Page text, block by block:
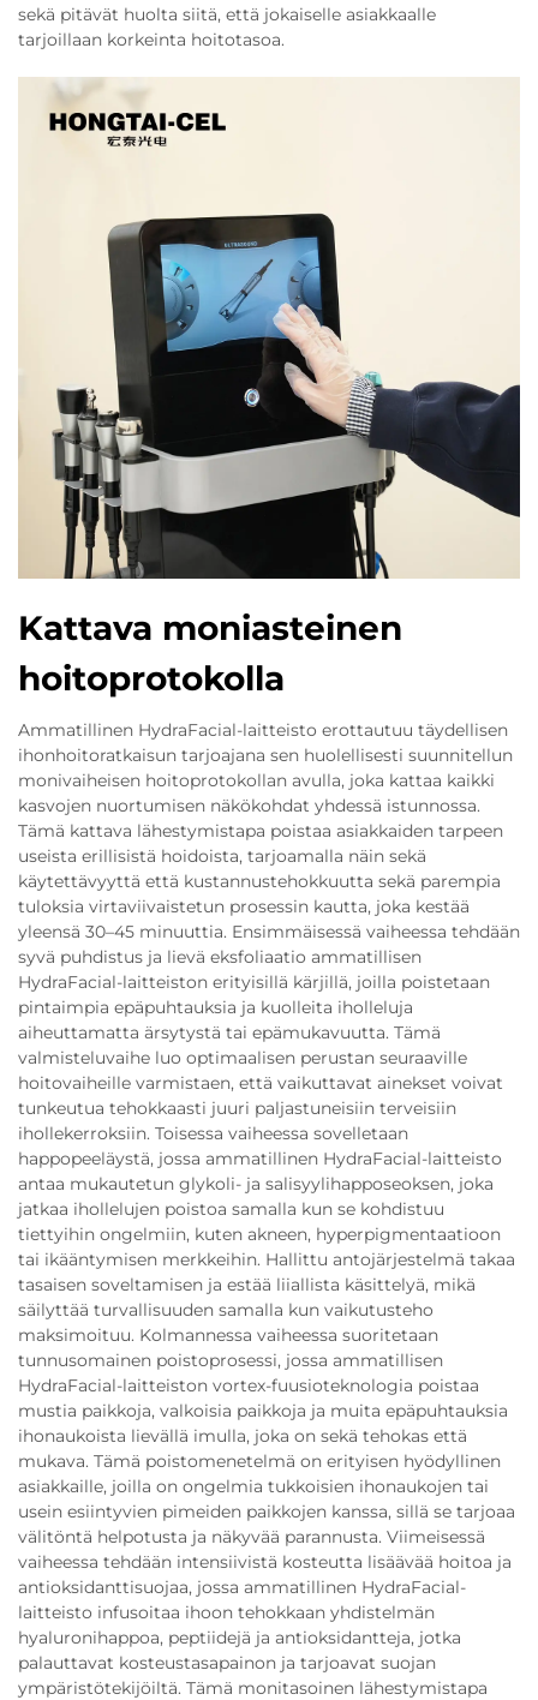
sekä pitävät huolta siitä, että jokaiselle asiakkaalle
tarjoillaan korkeinta hoitotasoa.
Kattava moniasteinen
hoitoprotokolla
Ammatillinen HydraFacial-laitteisto erottautuu täydellisen
ihonhoitoratkaisun tarjoajana sen huolellisesti suunnitellun
monivaiheisen hoitoprotokollan avulla, joka kattaa kaikki
kasvojen nuortumisen näkökohdat yhdessä istunnossa.
Tämä kattava lähestymistapa poistaa asiakkaiden tarpeen
useista erillisistä hoidoista, tarjoamalla näin sekä
käytettävyyttä että kustannustehokkuutta sekä parempia
tuloksia virtaviivaistetun prosessin kautta, joka kestää
yleensä 30–45 minuuttia. Ensimmäisessä vaiheessa tehdään
syvä puhdistus ja lievä eksfoliaatio ammatillisen
HydraFacial-laitteiston erityisillä kärjillä, joilla poistetaan
pintaimpia epäpuhtauksia ja kuolleita iholleluja
aiheuttamatta ärsytystä tai epämukavuutta. Tämä
valmisteluvaihe luo optimaalisen perustan seuraaville
hoitovaiheille varmistaen, että vaikuttavat ainekset voivat
tunkeutua tehokkaasti juuri paljastuneisiin terveisiin
ihollekerroksiin. Toisessa vaiheessa sovelletaan
happopeeläystä, jossa ammatillinen HydraFacial-laitteisto
antaa mukautetun glykoli- ja salisyylihapposeoksen, joka
jatkaa ihollelujen poistoa samalla kun se kohdistuu
tiettyihin ongelmiin, kuten akneen, hyperpigmentaatioon
tai ikääntymisen merkkeihin. Hallittu antojärjestelmä takaa
tasaisen soveltamisen ja estää liiallista käsittelyä, mikä
säilyttää turvallisuuden samalla kun vaikutusteho
maksimoituu. Kolmannessa vaiheessa suoritetaan
tunnusomainen poistoprosessi, jossa ammatillisen
HydraFacial-laitteiston vortex-fuusioteknologia poistaa
mustia paikkoja, valkoisia paikkoja ja muita epäpuhtauksia
ihonaukoista lievällä imulla, joka on sekä tehokas että
mukava. Tämä poistomenetelmä on erityisen hyödyllinen
asiakkaille, joilla on ongelmia tukkoisien ihonaukojen tai
usein esiintyvien pimeiden paikkojen kanssa, sillä se tarjoaa
välitöntä helpotusta ja näkyvää parannusta. Viimeisessä
vaiheessa tehdään intensiivistä kosteutta lisäävää hoitoa ja
antioksidanttisuojaa, jossa ammatillinen HydraFacial-
laitteisto infusoitaa ihoon tehokkaan yhdistelmän
hyaluronihappoa, peptiidejä ja antioksidantteja, jotka
palauttavat kosteustasapainon ja tarjoavat suojan
ympäristötekijöiltä. Tämä monitasoinen lähestymistapa